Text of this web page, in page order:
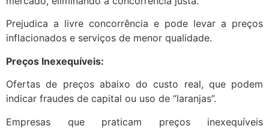
Prejudica a livre concorrência e pode levar a preços
inflacionados e serviços de menor qualidade.
Preços Inexequíveis:
Ofertas de preços abaixo do custo real, que podem
indicar fraudes de capital ou uso de “laranjas”.
Empresas que praticam preços inexequíveis